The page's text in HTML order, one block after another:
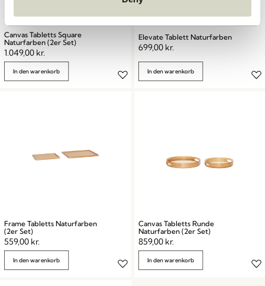
Canvas Tabletts Square
Naturfarben (2er Set)
1.049,00 kr.
In den warenkorb
Elevate Tablett Naturfarben
699,00 kr.
In den warenkorb
Frame Tabletts Naturfarben
(2er Set)
559,00 kr.
In den warenkorb
Canvas Tabletts Runde
Naturfarben (2er Set)
859,00 kr.
In den warenkorb